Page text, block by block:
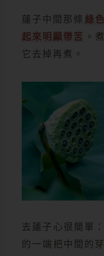
蓮子中間那條 綠
起來明顯帶苦 。
它去掉再煮。
去蓮子心很簡單
的一端把中間的